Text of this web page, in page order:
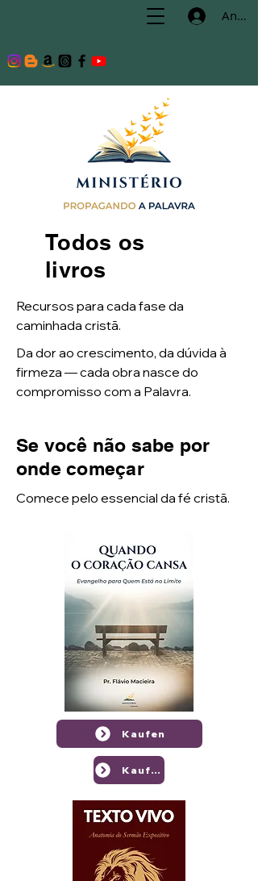
Todos os
livros
Recursos para cada fase da
caminhada cristã.
Da dor ao crescimento, da dúvida à
firmeza — cada obra nasce do
compromisso com a Palavra.
Se você não sabe por
onde começar
Comece pelo essencial da fé cristã.
Kaufen
Kaufen